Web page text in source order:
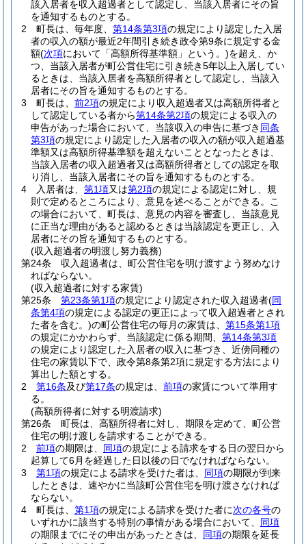
該入居者を収入超過者として認定し、当該入居者にその旨
を通知するものとする。
2
町長は、毎年度、 第14条第3項の規定により認定した入居
者の収入の額が最近2年間引き続き政令第9条に規定する金
額(次項において「高額所得基準額」という。)を超え、か
つ、当該入居者が町公営住宅に引き続き5年以上入居してい
るときは、当該入居者を高額所得者として認定し、当該入
居者にその旨を通知するものとする。
3
町長は、 前2項の規定により収入超過者又は高額所得者と
して認定している者から第14条第2項の規定による収入の
申告があった場合において、当該収入の申告に基づき 同条
第3項の規定により認定した入居者の収入の額が収入超過基
準額又は高額所得基準額を超えないこととなったときは、
当該入居者の収入超過者又は高額所得者としての認定を取
り消し、当該入居者にその旨を通知するものとする。
4
入居者は、 第1項又は第2項の規定による認定に対し、規
則で定めるところにより、意見を述べることができる。
こ
の場合において、町長は、意見の内容を審査し、当該意見
に正当な理由があると認めるときは当該認定を更正し、入
居者にその旨を通知するものとする。
(収入超過者の明渡し努力義務)
第24条
収入超過者は、町公営住宅を明け渡すよう努めなけ
ればならない。
(収入超過者に対する家賃)
第25条
第23条第1項の規定により認定された収入超過者(同
条第4項の規定による認定の更正によって収入超過者とされ
た者を含む。)の町公営住宅の毎月の家賃は、 第15条第1項
の規定にかかわらず、当該認定に係る期間、 第14条第3項
の規定により認定した入居者の収入に基づき、近傍同種の
住宅の家賃以下で、政令第8条第2項に規定する方法により
算出した額とする。
2
第16条及び第17条の規定は、 前項の家賃について準用す
る。
(高額所得者に対する明渡請求)
第26条
町長は、高額所得者に対し、期限を定めて、町公営
住宅の明け渡しを請求することができる。
2
前項の期限は、 同項の規定による請求をする日の翌日から
起算して6月を経過した日以後の日でなければならない。
3
第1項の規定による請求を受けた者は、 同項の期限が到来
したときは、速やかに当該町公営住宅を明け渡さなければ
ならない。
4
町長は、 第1項の規定による請求を受けた者に次の各号の
いずれかに該当する特別の事情がある場合において、 同項
の期限までにその申出があったときは、 同項の期限を延長